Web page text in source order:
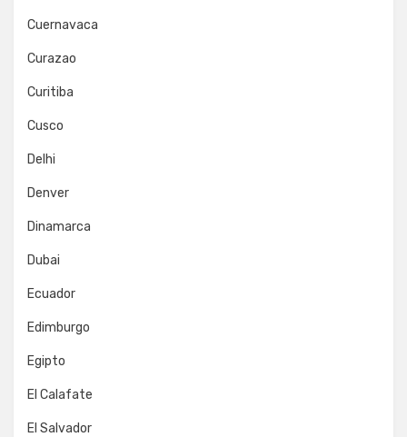
Cuernavaca
Curazao
Curitiba
Cusco
Delhi
Denver
Dinamarca
Dubai
Ecuador
Edimburgo
Egipto
El Calafate
El Salvador